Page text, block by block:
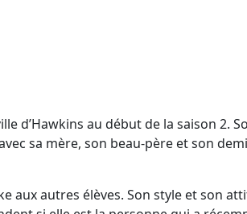
d’Hawkins au début de la saison 2.
sa mère, son beau-père et son
aux autres élèves. Son style et son